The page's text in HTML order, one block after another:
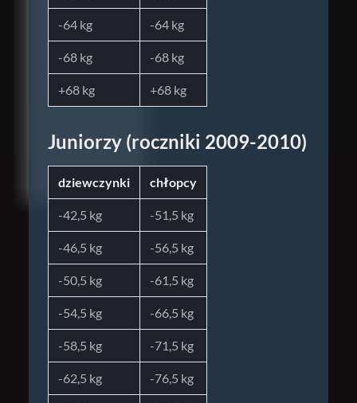
-64 kg -64 kg
-68 kg -68 kg
+68 kg +68 kg
Juniorzy (roczniki 2009-2010)
dziewczynki chłopcy
-42,5 kg -51,5 kg
-46,5 kg -56,5 kg
-50,5 kg -61,5 kg
-54,5 kg -66,5 kg
-58,5 kg -71,5 kg
-62,5 kg -76,5 kg